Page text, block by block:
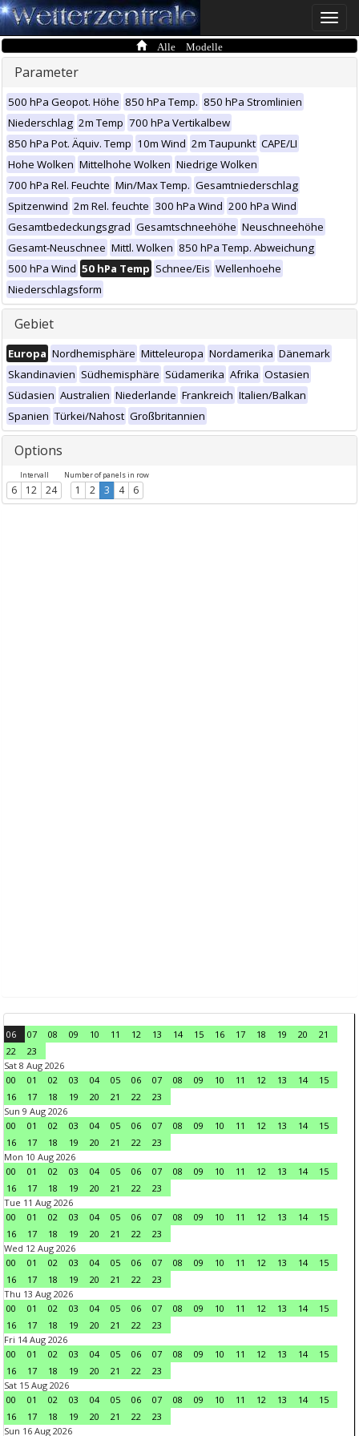
Toggle
Alle Modelle
Parameter
500 hPa Geopot. Höhe 850 hPa Temp. 850 hPa Stromlinien
Niederschlag 2m Temp 700 hPa Vertikalbew
850 hPa Pot. Äquiv. Temp 10m Wind 2m Taupunkt CAPE/LI
Hohe Wolken Mittelhohe Wolken Niedrige Wolken
700 hPa Rel. Feuchte Min/Max Temp. Gesamtniederschlag
Spitzenwind 2m Rel. feuchte 300 hPa Wind 200 hPa Wind
Gesamtbedeckungsgrad Gesamtschneehöhe Neuschneehöhe
Gesamt-Neuschnee Mittl. Wolken 850 hPa Temp. Abweichung
500 hPa Wind 50 hPa Temp Schnee/Eis Wellenhoehe
Niederschlagsform
Gebiet
Europa Nordhemisphäre Mitteleuropa Nordamerika Dänemark
Skandinavien Südhemisphäre Südamerika Afrika Ostasien
Südasien Australien Niederlande Frankreich Italien/Balkan
Spanien Türkei/Nahost Großbritannien
Options
Intervall
6 12 24
Number of panels in row
1 2 3 4 6
06 07 08 09 10 11 12 13 14 15 16 17 18 19 20
21
22
23
Sat 8 Aug 2026
00
01 02 03 04 05 06 07 08 09 10 11 12 13 14
15
16
17 18 19 20 21 22
23
Sun 9 Aug 2026
00
01 02 03 04 05 06 07 08 09 10 11 12 13 14
15
16
17 18 19 20 21 22
23
Mon 10 Aug 2026
00
01 02 03 04 05 06 07 08 09 10 11 12 13 14
15
16
17 18 19 20 21 22
23
Tue 11 Aug 2026
00
01 02 03 04 05 06 07 08 09 10 11 12 13 14
15
16
17 18 19 20 21 22
23
Wed 12 Aug 2026
00
01 02 03 04 05 06 07 08 09 10 11 12 13 14
15
16
17 18 19 20 21 22
23
Thu 13 Aug 2026
00
01 02 03 04 05 06 07 08 09 10 11 12 13 14
15
16
17 18 19 20 21 22
23
Fri 14 Aug 2026
00
01 02 03 04 05 06 07 08 09 10 11 12 13 14
15
16
17 18 19 20 21 22
23
Sat 15 Aug 2026
00
01 02 03 04 05 06 07 08 09 10 11 12 13 14
15
16
17 18 19 20 21 22
23
Sun 16 Aug 2026